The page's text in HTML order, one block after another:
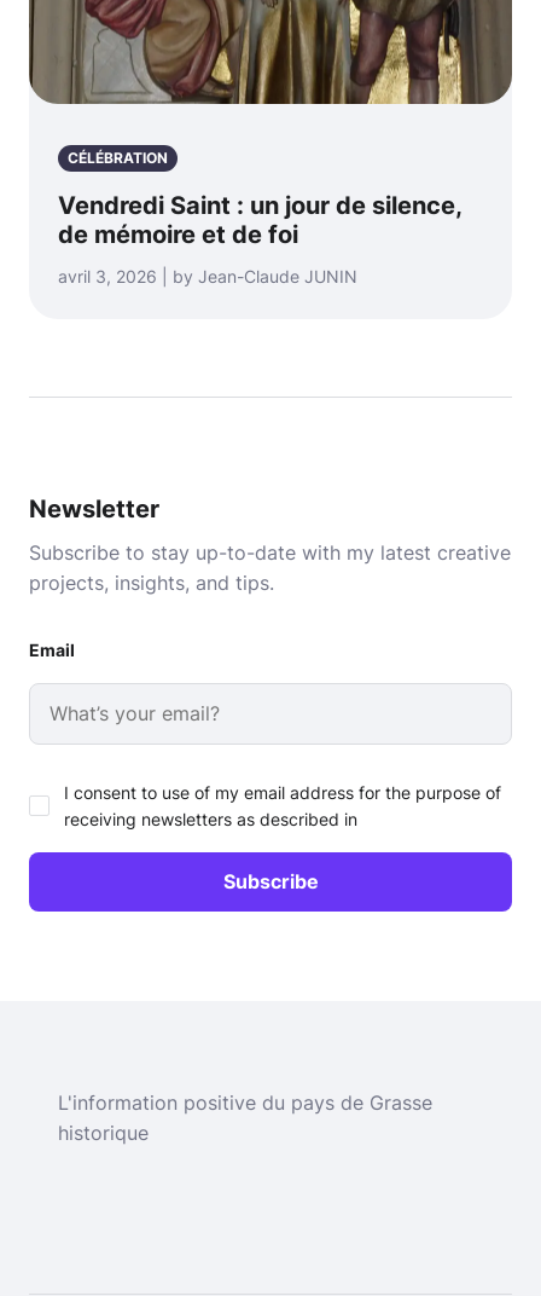
CÉLÉBRATION
Vendredi Saint : un jour de silence,
de mémoire et de foi
avril 3, 2026 | by Jean-Claude JUNIN
Newsletter
Subscribe to stay up-to-date with my latest creative
projects, insights, and tips.
Email
I consent to use of my email address for the purpose of
receiving newsletters as described in
L'information positive du pays de Grasse
historique